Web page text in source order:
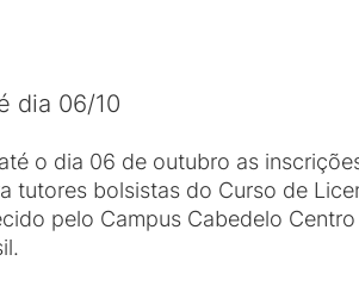
dia 06/10
o dia 06 de outubro as
tutores bolsistas do Curso de
pelo Campus Cabedelo